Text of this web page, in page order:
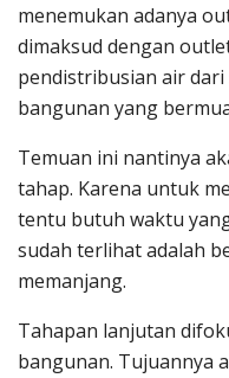
menemukan adanya
dimaksud dengan
pendistribusian air
bangunan yang
Temuan ini nantinya
tahap. Karena untuk
tentu butuh waktu
sudah terlihat adalah
memanjang.
Tahapan lanjutan
bangunan. Tujuannya